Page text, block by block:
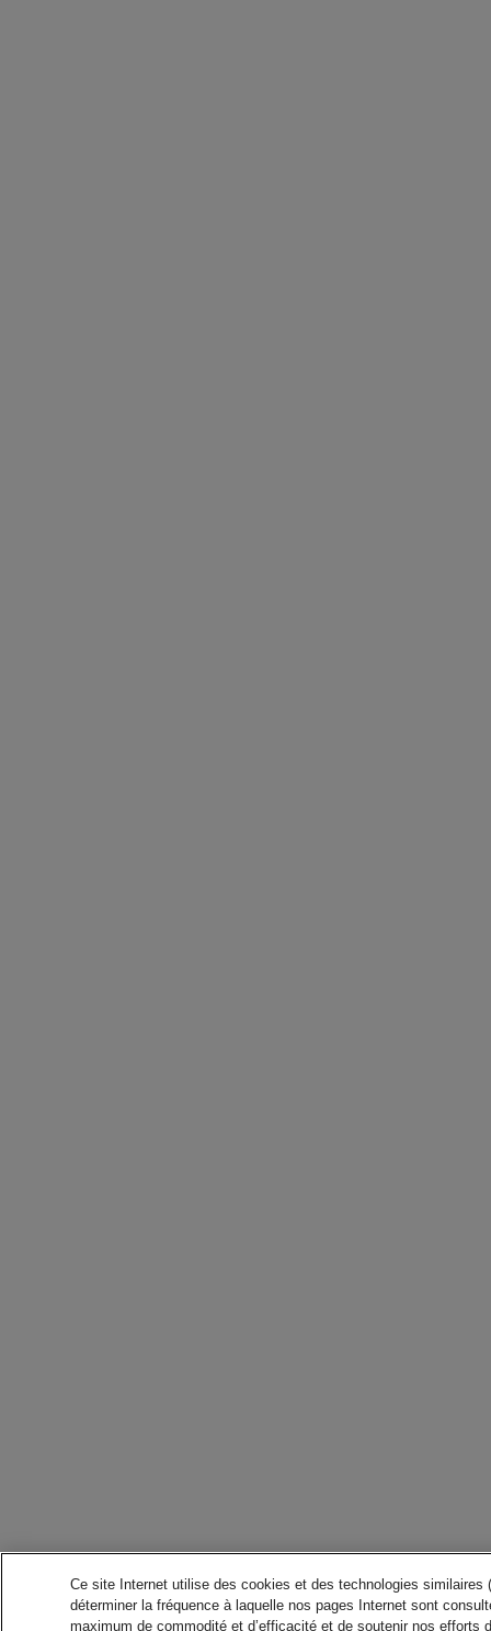
Ce site Internet utilise des cookies et des technologies
déterminer la fréquence à laquelle nos pages Internet sont
maximum de commodité et d’efficacité et de soutenir nos